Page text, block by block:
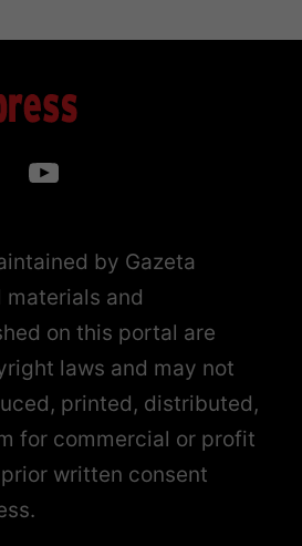
by Gazeta
materials and
on this portal are
laws and may not
printed, distributed,
for commercial or profit
written consent